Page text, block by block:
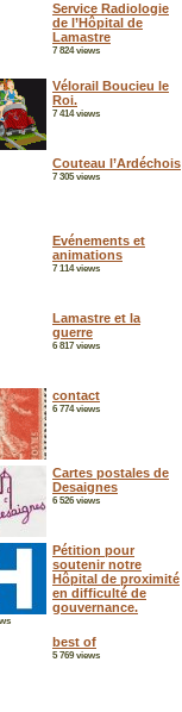
Service Radiologie
de l’Hôpital de
Lamastre
7 824 views
Vélorail Boucieu le
Roi.
7 414 views
Couteau l’Ardéchois
7 305 views
Evénements et
animations
7 114 views
Lamastre et la
guerre
6 817 views
contact
6 774 views
Cartes postales de
Desaignes
6 526 views
Pétition pour
soutenir notre
Hôpital de proximité
en difficulté de
gouvernance.
best of
5 769 views